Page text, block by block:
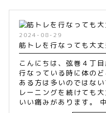
2024-08-29
筋トレを行なっても大
こんにちは、弦巻４丁
行なっている時に体の
ある方は多いのではな
レーニングを続けても
いい痛みがあります。